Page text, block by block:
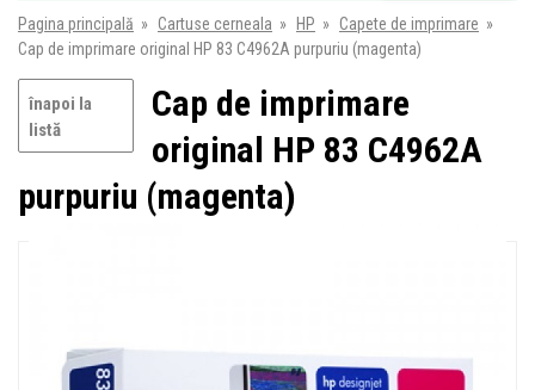
Pagina principală » Cartuse cerneala » HP » Capete de imprimare »
Cap de imprimare original HP 83 C4962A purpuriu (magenta)
înapoi la
listă
Cap de imprimare
original HP 83 C4962A
purpuriu (magenta)